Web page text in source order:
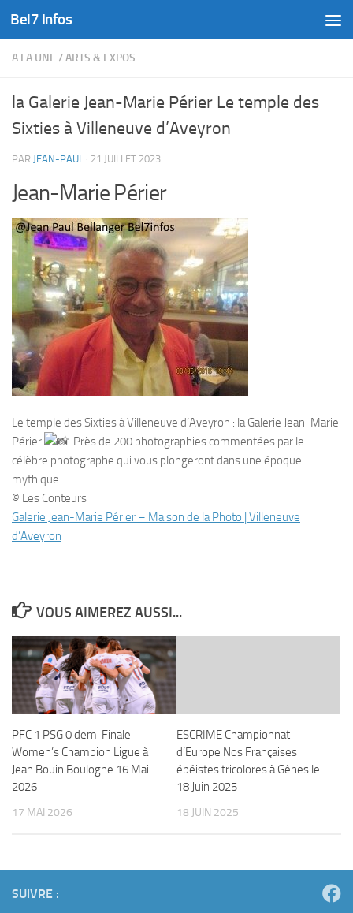
Skip to content
Bel7 Infos
A LA UNE /ARTS & EXPOS
la Galerie Jean-Marie Périer Le temple des
Sixties à Villeneuve d’Aveyron
PAR JEAN-PAUL · 21 JUILLET 2023
Jean-Marie Périer
Le temple des Sixties à Villeneuve d’Aveyron : la Galerie Jean-Marie
Périer
. Près de 200 photographies commentées par le
célèbre photographe qui vous plongeront dans une époque
mythique.
© Les Conteurs
Galerie Jean-Marie Périer – Maison de la Photo | Villeneuve
d’Aveyron
VOUS AIMEREZ AUSSI...
PFC 1 PSG 0 demi Finale
Women’s Champion Ligue à
Jean Bouin Boulogne 16 Mai
2026
17 MAI 2026
ESCRIME Championnat
d’Europe Nos Françaises
épéistes tricolores à Gênes le
18 Juin 2025
18 JUIN 2025
SUIVRE :